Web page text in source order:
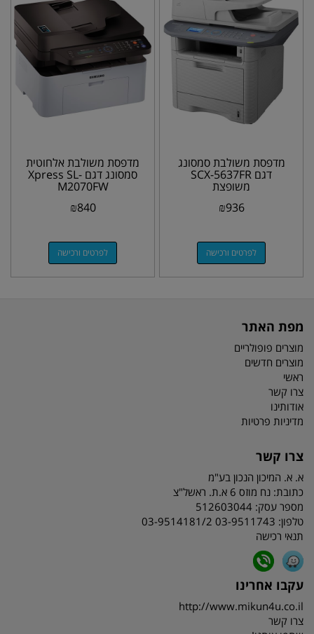
מדפסת משולבת סמסונג
דגם SCX-5637FR
משופצת
₪936
לפרטים ורכישה
מדפסת משולבת אלחוטית
סמסונג דגם Xpress SL-
M2070FW
₪840
לפרטים ורכישה
מפת האתר
מוצרים פופולריים
מוצרים חדשים
ראשי
צרו קשר
אודותינו
מדיניות פרטיות
צרו קשר
א. א. המיכון הנכון בע"מ
כתובת: נח מוזס 6 א.ת. ראשל"צ
מספר עסק: 512603044
טלפון: 03-9511743 03-9514181/2
תנאי רכישה
עקבו אחרינו
http://www.mikun4u.co.il
צרו קשר